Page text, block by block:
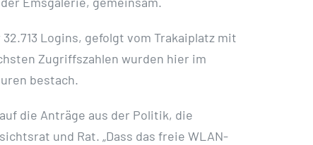
Logins, gefolgt vom Trakaiplatz mit
Zugriffszahlen wurden hier im
bestach.
die Anträge aus der Politik, die
und Rat. „Dass das freie WLAN-